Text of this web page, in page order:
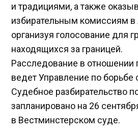
и традициями, а также
избирательным комиссиям
организуя голосование для
находящихся за границей.
Расследование в отношении
ведет Управление по борьбе
Судебное разбирательство
запланировано на 26
в Вестминстерском суде.